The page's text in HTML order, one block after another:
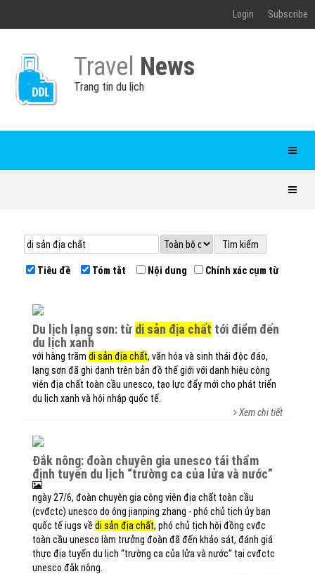
Login Subscribe
Travel News
Trang tin du lịch
Tiêu đề Tóm tắt Nội dung Chính xác cụm từ
du lịch lạng sơn: từ di sản địa chất tới điểm đến
du lịch xanh
với hàng trăm di sản địa chất, văn hóa và sinh thái độc đáo,
lạng sơn đã ghi danh trên bản đồ thế giới với danh hiệu công
viên địa chất toàn cầu unesco, tạo lực đẩy mới cho phát triển
du lịch xanh và hội nhập quốc tế.
Xem chi tiết
đắk nông: đoàn chuyên gia unesco tái thẩm
định tuyến du lịch “trường ca của lửa và nước”
ngày 27/6, đoàn chuyên gia công viên địa chất toàn cầu
(cvđctc) unesco do ông jianping zhang - phó chủ tịch ủy ban
quốc tế iugs về di sản địa chất, phó chủ tịch hội đồng cvđc
toàn cầu unesco làm trưởng đoàn đã đến khảo sát, đánh giá
thực địa tuyến du lịch “trường ca của lửa và nước” tại cvđctc
unesco đắk nông.